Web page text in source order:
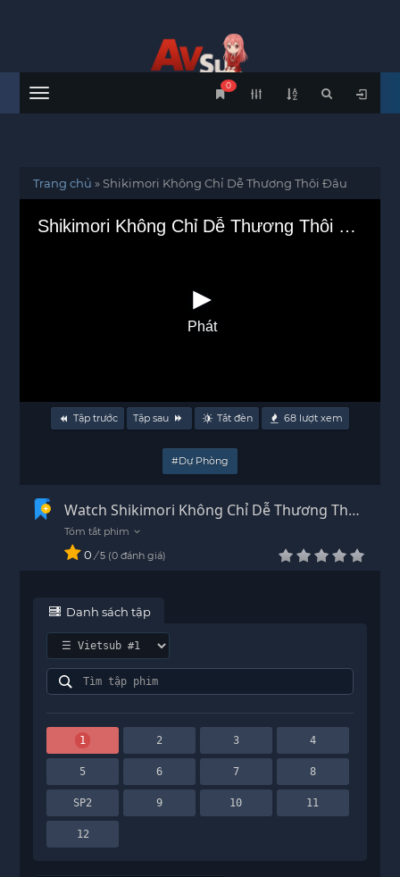
Menu
0
Trang chủ »Shikimori Không Chỉ Dễ Thương Thôi Đâu
Shikimori Không Chỉ Dễ Thương Thôi Đâu
Phát
Tập trước Tập sau Tắt đèn 68 lượt xem
#Dự Phòng
Watch Shikimori Không Chỉ Dễ Thương Thôi
Đâu Vietsub - HD
0 / 5 0 đánh giá
Danh sách tập
1 2 3 4
5 6 7 8
SP2 9 10 11
12